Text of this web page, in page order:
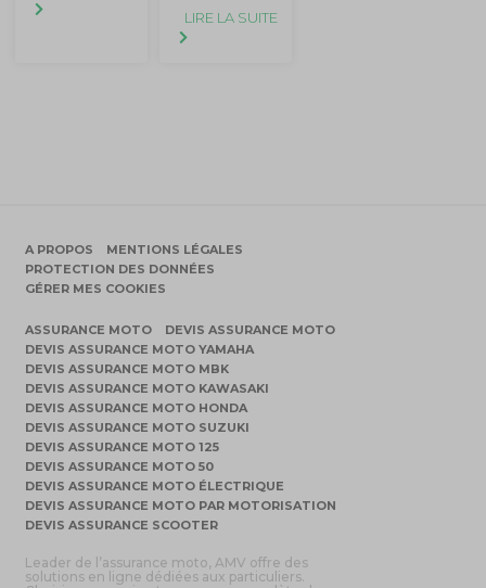
LIRE LA SUITE
A PROPOS
MENTIONS LÉGALES
PROTECTION DES DONNÉES
GÉRER MES COOKIES
ASSURANCE MOTO
DEVIS ASSURANCE MOTO
DEVIS ASSURANCE MOTO YAMAHA
DEVIS ASSURANCE MOTO MBK
DEVIS ASSURANCE MOTO KAWASAKI
DEVIS ASSURANCE MOTO HONDA
DEVIS ASSURANCE MOTO SUZUKI
DEVIS ASSURANCE MOTO 125
DEVIS ASSURANCE MOTO 50
DEVIS ASSURANCE MOTO ÉLECTRIQUE
DEVIS ASSURANCE MOTO PAR MOTORISATION
DEVIS ASSURANCE SCOOTER
Leader de l’assurance moto, AMV offre des
solutions en ligne dédiées aux particuliers.